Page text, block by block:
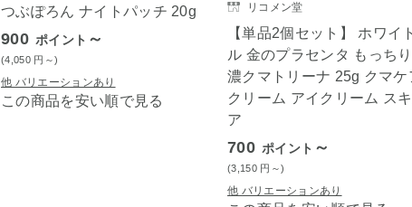
つぶぽろん ナイトパッチ 20g
900 ポイント ～
(4,050 円 ～)
他 バリエーションあり
この商品を安い順で見る
リコメン堂
【単品2個セット】 ホワイ
ル 金のプラセンタ もっち
濃クマトリーナ 25g クマケ
クリーム アイクリーム ス
ア
700 ポイント ～
(3,150 円 ～)
他 バリエーションあり